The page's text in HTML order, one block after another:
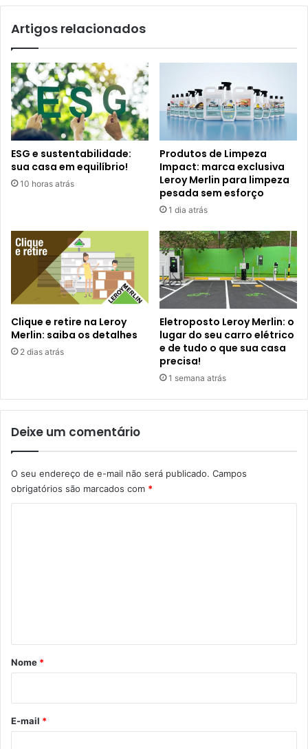
Artigos relacionados
ESG e sustentabilidade:
sua casa em equilíbrio!
10 horas atrás
Produtos de Limpeza
Impact: marca exclusiva
Leroy Merlin para limpeza
pesada sem esforço
1 dia atrás
Clique e retire na Leroy
Merlin: saiba os detalhes
2 dias atrás
Eletroposto Leroy Merlin: o
lugar do seu carro elétrico
e de tudo o que sua casa
precisa!
1 semana atrás
Deixe um comentário
O seu endereço de e-mail não será publicado. Campos
obrigatórios são marcados com *
r
*
Nome *
E-mail *